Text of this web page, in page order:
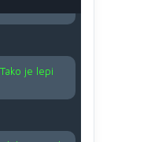
je lepi